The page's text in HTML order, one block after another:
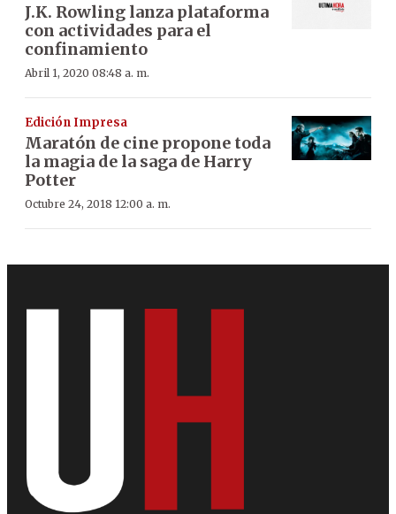
J.K. Rowling lanza plataforma
con actividades para el
confinamiento
Abril 1, 2020 08:48 a. m.
Edición Impresa
Maratón de cine propone toda
la magia de la saga de Harry
Potter
Octubre 24, 2018 12:00 a. m.